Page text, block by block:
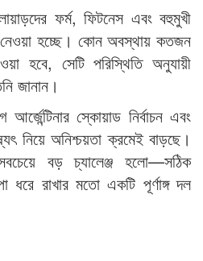
ফর্ম, ফিটনেস এবং বহুমুখী
নেওয়া হচ্ছে। কোন অবস্থায় কতজন
হবে, সেটি পরিস্থিতি অনুযায়ী
জানান।
স্কোয়াড নির্বাচন এবং
নিয়ে অনিশ্চয়তা ক্রমেই বাড়ছে।
বড় চ্যালেঞ্জ হলো—সঠিক
ধরে রাখার মতো একটি পূর্ণাঙ্গ দল